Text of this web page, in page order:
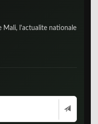
Mali, l'actualite nationale